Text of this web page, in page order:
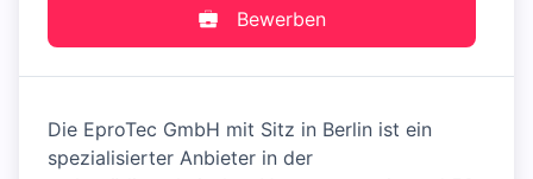
Bewerben
Die EproTec GmbH mit Sitz in Berlin ist ein
spezialisierter Anbieter in der